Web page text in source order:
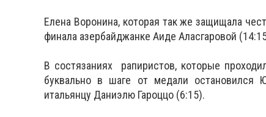
Елена Воронина, которая так же защищала
финала азербайджанке Аиде Аласгаровой
В состязаниях рапиристов, которые
буквально в шаге от медали остановился
итальянцу Даниэлю Гароццо (6:15).